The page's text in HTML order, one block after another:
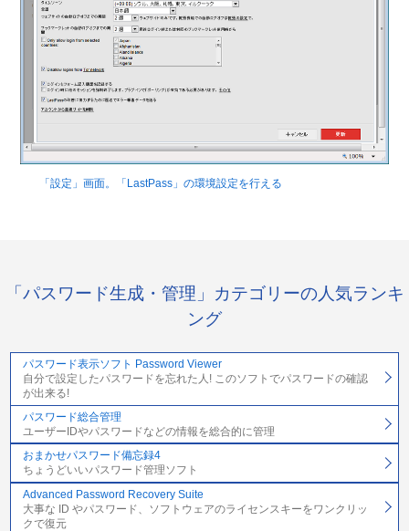
「設定」画面。「LastPass」の環境設定を行える
「パスワード生成・管理」カテゴリーの人気ランキ
ング
パスワード表示ソフト Password Viewer
自分で設定したパスワードを忘れた人! このソフトでパスワードの確認
が出来る!
パスワード総合管理
ユーザーIDやパスワードなどの情報を総合的に管理
おまかせパスワード備忘録4
ちょうどいいパスワード管理ソフト
Advanced Password Recovery Suite
大事な ID やパスワード、ソフトウェアのライセンスキーをワンクリッ
クで復元